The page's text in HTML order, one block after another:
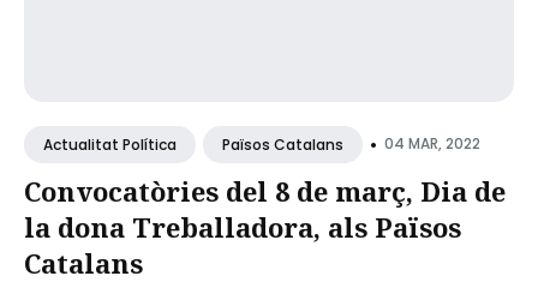
Actualitat Política Països Catalans • 04 MAR, 2022
Convocatòries del 8 de març, Dia de
la dona Treballadora, als Països
Catalans